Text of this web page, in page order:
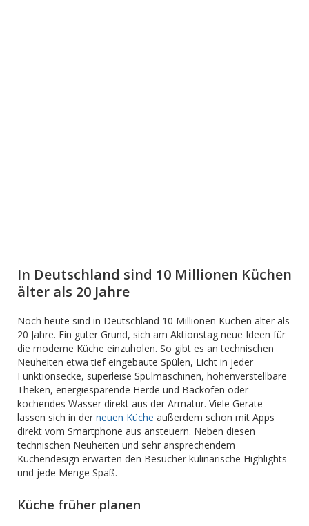
In Deutschland sind 10 Millionen Küchen
älter als 20 Jahre
Noch heute sind in Deutschland 10 Millionen Küchen älter als
20 Jahre. Ein guter Grund, sich am Aktionstag neue Ideen für
die moderne Küche einzuholen. So gibt es an technischen
Neuheiten etwa tief eingebaute Spülen, Licht in jeder
Funktionsecke, superleise Spülmaschinen, höhenverstellbare
Theken, energiesparende Herde und Backöfen oder
kochendes Wasser direkt aus der Armatur. Viele Geräte
lassen sich in der neuen Küche außerdem schon mit Apps
direkt vom Smartphone aus ansteuern. Neben diesen
technischen Neuheiten und sehr ansprechendem
Küchendesign erwarten den Besucher kulinarische Highlights
und jede Menge Spaß.
Küche früher planen